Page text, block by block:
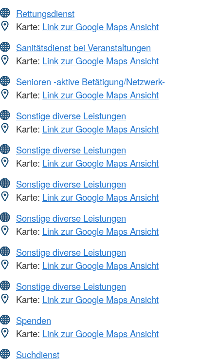
Rettungsdienst
Karte: Link zur Google Maps Ansicht
Sanitätsdienst bei Veranstaltungen
Karte: Link zur Google Maps Ansicht
Senioren -aktive Betätigung/Netzwerk-
Karte: Link zur Google Maps Ansicht
Sonstige diverse Leistungen
Karte: Link zur Google Maps Ansicht
Sonstige diverse Leistungen
Karte: Link zur Google Maps Ansicht
Sonstige diverse Leistungen
Karte: Link zur Google Maps Ansicht
Sonstige diverse Leistungen
Karte: Link zur Google Maps Ansicht
Sonstige diverse Leistungen
Karte: Link zur Google Maps Ansicht
Sonstige diverse Leistungen
Karte: Link zur Google Maps Ansicht
Spenden
Karte: Link zur Google Maps Ansicht
Suchdienst